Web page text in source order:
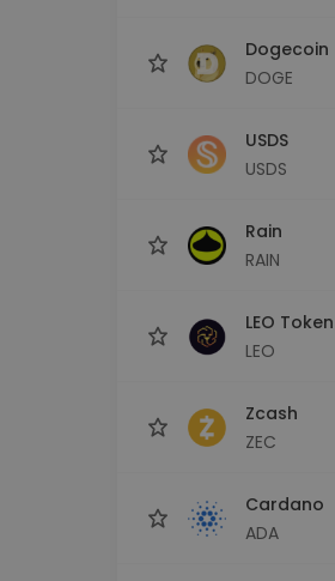
Dogecoin
DOGE
USDS
USDS
Rain
RAIN
LEO Token
LEO
Zcash
ZEC
Cardano
ADA